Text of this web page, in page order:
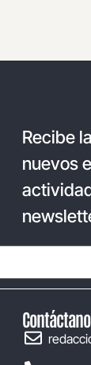
Recibe
nuevos